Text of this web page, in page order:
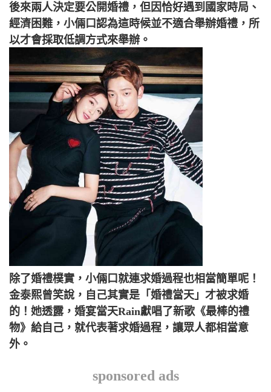
後來兩人決定要公開婚禮，但因恰好遇到國家時局、
經濟困難，小倆口認為這時候並不適合舉辦婚禮，所
以才會採取低調方式來舉辦。
除了婚禮樸實，小倆口就連求婚過程也相當簡單呢！
金泰熙曾笑說，自己其實是「婚禮當天」才被求婚
的！她透露，婚宴當天Rain獻唱了新歌《最棒的禮
物》給自己，就代表著求婚過程，讓眾人都相當意
外。
sponsored ads